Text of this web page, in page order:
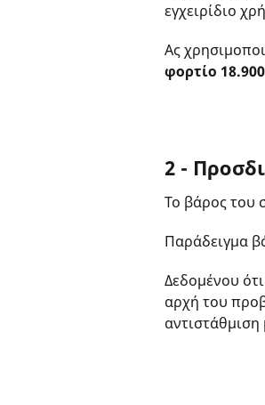
εγχειρίδιο
Ας
φορτίο
2 -
Το βάρος του
Παράδειγμα
Δεδομένου
αρχή του